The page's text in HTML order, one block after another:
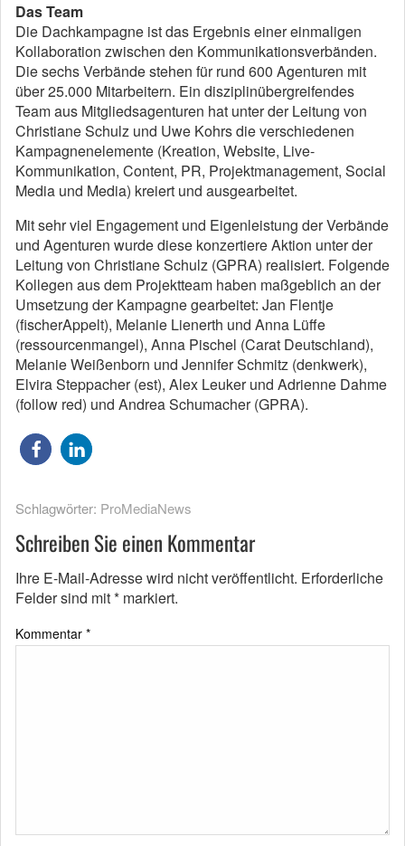
Das Team
Die Dachkampagne ist das Ergebnis einer einmaligen
Kollaboration zwischen den Kommunikationsverbänden.
Die sechs Verbände stehen für rund 600 Agenturen mit
über 25.000 Mitarbeitern. Ein disziplinübergreifendes
Team aus Mitgliedsagenturen hat unter der Leitung von
Christiane Schulz und Uwe Kohrs die verschiedenen
Kampagnenelemente (Kreation, Website, Live-
Kommunikation, Content, PR, Projektmanagement, Social
Media und Media) kreiert und ausgearbeitet.
Mit sehr viel Engagement und Eigenleistung der Verbände
und Agenturen wurde diese konzertiere Aktion unter der
Leitung von Christiane Schulz (GPRA) realisiert. Folgende
Kollegen aus dem Projektteam haben maßgeblich an der
Umsetzung der Kampagne gearbeitet: Jan Flentje
(fischerAppelt), Melanie Lienerth und Anna Lüffe
(ressourcenmangel), Anna Pischel (Carat Deutschland),
Melanie Weißenborn und Jennifer Schmitz (denkwerk),
Elvira Steppacher (est), Alex Leuker und Adrienne Dahme
(follow red) und Andrea Schumacher (GPRA).
Schlagwörter: ProMediaNews
Schreiben Sie einen Kommentar
Ihre E-Mail-Adresse wird nicht veröffentlicht. Erforderliche
Felder sind mit* markiert.
Kommentar *